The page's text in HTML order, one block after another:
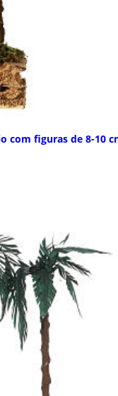
com figuras de 8-10